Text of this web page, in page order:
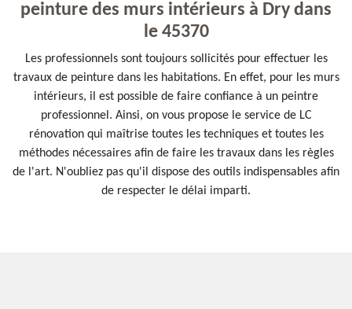
peinture des murs intérieurs à Dry dans
le 45370
Les professionnels sont toujours sollicités pour effectuer les
travaux de peinture dans les habitations. En effet, pour les murs
intérieurs, il est possible de faire confiance à un peintre
professionnel. Ainsi, on vous propose le service de LC
rénovation qui maîtrise toutes les techniques et toutes les
méthodes nécessaires afin de faire les travaux dans les règles
de l'art. N'oubliez pas qu'il dispose des outils indispensables afin
de respecter le délai imparti.